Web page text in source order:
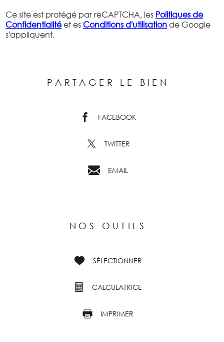
Ce site est protégé par reCAPTCHA, les Politiques de
Confidentialitéet es Conditions d'utilisation de Google
s'appliquent.
PARTAGER LE BIEN
FACEBOOK
TWITTER
EMAIL
NOS OUTILS
SÉLECTIONNER
CALCULATRICE
IMPRIMER